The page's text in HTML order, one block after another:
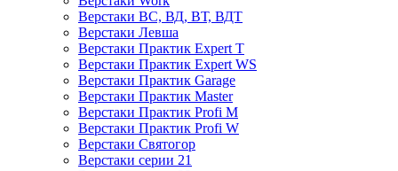
Верстаки ВС, ВД, ВТ, ВДТ
Верстаки Левша
Верстаки Практик Expert T
Верстаки Практик Expert WS
Верстаки Практик Garage
Верстаки Практик Master
Верстаки Практик Profi M
Верстаки Практик Profi W
Верстаки Святогор
Верстаки серии 21